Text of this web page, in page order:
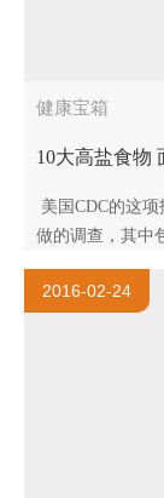
健康宝箱
10大高盐食物
美国CDC的这
做的调查，其中
多的渠道，集中
盐，占食盐..
2016-02-24